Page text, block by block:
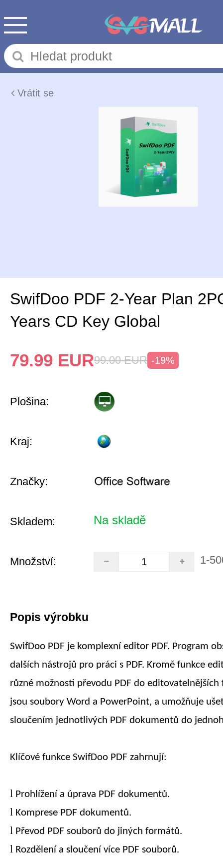
Vrátit se
SwifDoo PDF 2-Year Plan
Years CD Key Global
79.99 EUR99.00 EUR -19%
Plošina:
Kraj:
Značky:
Skladem: Na skladě
Množství: 1-
Popis výrobku
SwifDoo PDF je komplexní editor PDF. Program
dalších nástrojů pro práci s PDF. Kromě funkce
různé možnosti převodu PDF do
jsou soubory Word a PowerPoint, a umožňuje
sloučením jednotlivých PDF dokumentů do
Klíčové funkce SwifDoo PDF zahrnují:
l Prohlížení a úprava PDF dokumentů.
l Komprese PDF dokumentů.
l Převod PDF souborů do jiných formátů.
l Rozdělení a sloučení více PDF souborů.